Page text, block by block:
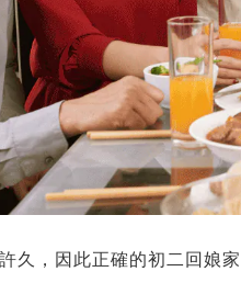
久，因此正確的初二回娘